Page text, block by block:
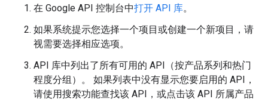
在 Google API 控制台中打开 API 库。
如果系统提示您选择一个项目或创建一个新项目，请
视需要选择相应选项。
API 库中列出了所有可用的 API（按产品系列和热门
程度分组）。 如果列表中没有显示您要启用的 API，
请使用搜索功能查找该 API，或点击该 API 所属产品